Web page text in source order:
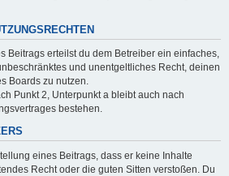
Beitrags erteilst du dem Betreiber ein einfaches,
und unentgeltliches Recht, deinen
Boards zu nutzen.
Punkt 2, Unterpunkt a bleibt auch nach
bestehen.
eines Beitrags, dass er keine Inhalte
Recht oder die guten Sitten verstoßen. Du